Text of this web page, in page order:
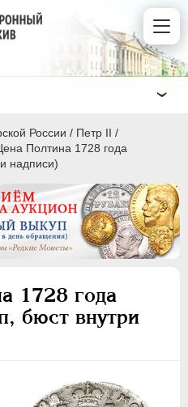
России / Петр II /
Полтина 1728 года
надписи)
1728 года
бюст внутри